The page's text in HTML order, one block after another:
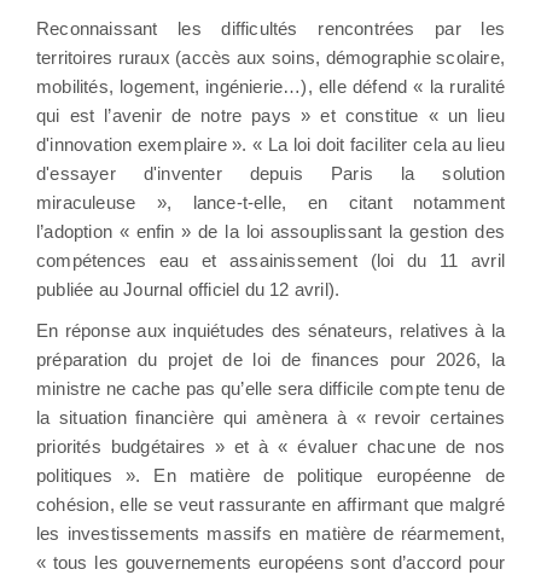
Reconnaissant les difficultés rencontrées par les
territoires ruraux (accès aux soins, démographie scolaire,
mobilités, logement, ingénierie…), elle défend « la ruralité
qui est l’avenir de notre pays » et constitue « un lieu
d'innovation exemplaire ». « La loi doit faciliter cela au lieu
d'essayer d'inventer depuis Paris la solution
miraculeuse », lance-t-elle, en citant notamment
l’adoption « enfin » de la loi assouplissant la gestion des
compétences eau et assainissement (loi du 11 avril
publiée au Journal officiel du 12 avril).
En réponse aux inquiétudes des sénateurs, relatives à la
préparation du projet de loi de finances pour 2026, la
ministre ne cache pas qu’elle sera difficile compte tenu de
la situation financière qui amènera à « revoir certaines
priorités budgétaires » et à « évaluer chacune de nos
politiques ». En matière de politique européenne de
cohésion, elle se veut rassurante en affirmant que malgré
les investissements massifs en matière de réarmement,
« tous les gouvernements européens sont d’accord pour